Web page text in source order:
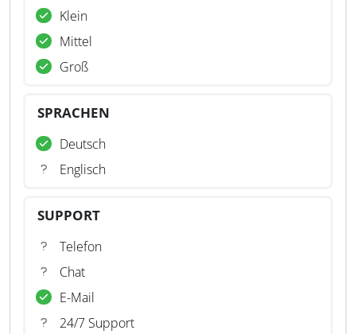
Klein
Mittel
Groß
SPRACHEN
Deutsch
Englisch
SUPPORT
Telefon
Chat
E-Mail
24/7 Support